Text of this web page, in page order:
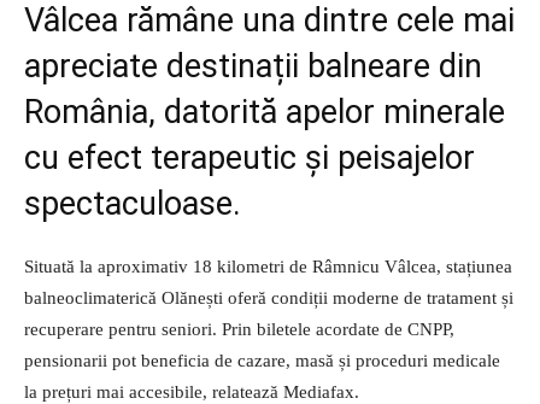
Vâlcea rămâne una dintre cele mai
apreciate destinații balneare din
România, datorită apelor minerale
cu efect terapeutic și peisajelor
spectaculoase.
Situată la aproximativ 18 kilometri de Râmnicu Vâlcea, stațiunea
balneoclimaterică Olănești oferă condiții moderne de tratament și
recuperare pentru seniori. Prin biletele acordate de CNPP,
pensionarii pot beneficia de cazare, masă și proceduri medicale
la prețuri mai accesibile, relatează Mediafax.